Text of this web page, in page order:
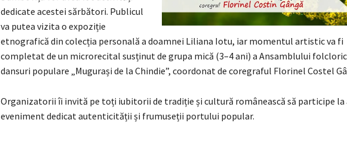
dedicate acestei sărbători. Publicul
va putea vizita o expoziție
etnografică din colecția personală a doamnei Liliana Iotu, iar momentul artistic va fi
completat de un microrecital susținut de grupa mică (3–4 ani) a Ansamblului
dansuri populare „Mugurași de la Chindie”, coordonat de coregraful Florinel Costel
Organizatorii îi invită pe toți iubitorii de tradiție și cultură românească să participe la
eveniment dedicat autenticității și frumuseții portului popular.